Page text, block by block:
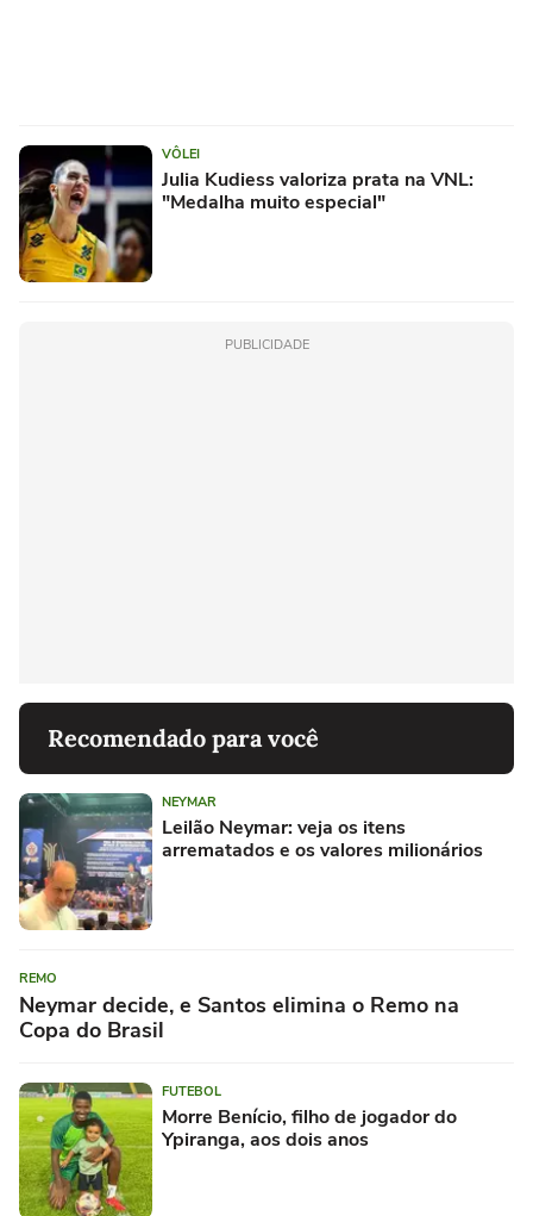
VÔLEI
Julia Kudiess valoriza prata na VNL:
"Medalha muito especial"
PUBLICIDADE
Recomendado para você
NEYMAR
Leilão Neymar: veja os itens
arrematados e os valores milionários
REMO
Neymar decide, e Santos elimina o Remo na
Copa do Brasil
FUTEBOL
Morre Benício, filho de jogador do
Ypiranga, aos dois anos